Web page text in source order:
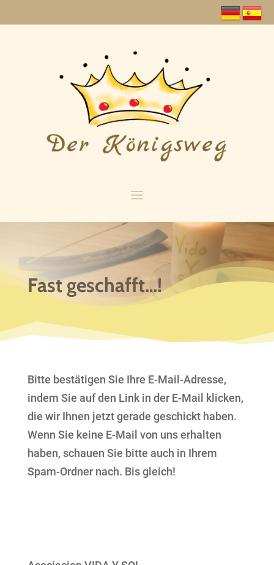
Fast geschafft…!
Bitte bestätigen Sie Ihre E-Mail-Adresse,
indem Sie auf den Link in der E-Mail klicken,
die wir Ihnen jetzt gerade geschickt haben.
Wenn Sie keine E-Mail von uns erhalten
haben, schauen Sie bitte auch in Ihrem
Spam-Ordner nach. Bis gleich!